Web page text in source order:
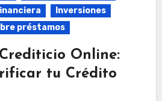
Inversiones
préstamos
Online:
tu Crédito